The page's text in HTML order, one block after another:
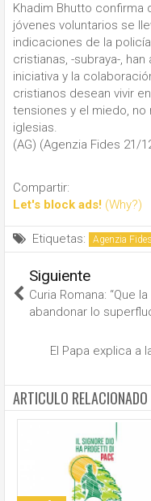
Khadim Bhutto
jóvenes voluntarios se
indicaciones de la
cristianas, -subraya-,
iniciativa y la
cristianos desean vivir
tensiones y el miedo, no
iglesias.
(AG) (Agenzia Fides 21/
Compartir:
Let's block ads! (Why?)
Etiquetas: Agenzia Fides
Siguiente
Curia Romana: “Que
abandonar lo
El Papa explica a
ARTICULO RELACIONADO